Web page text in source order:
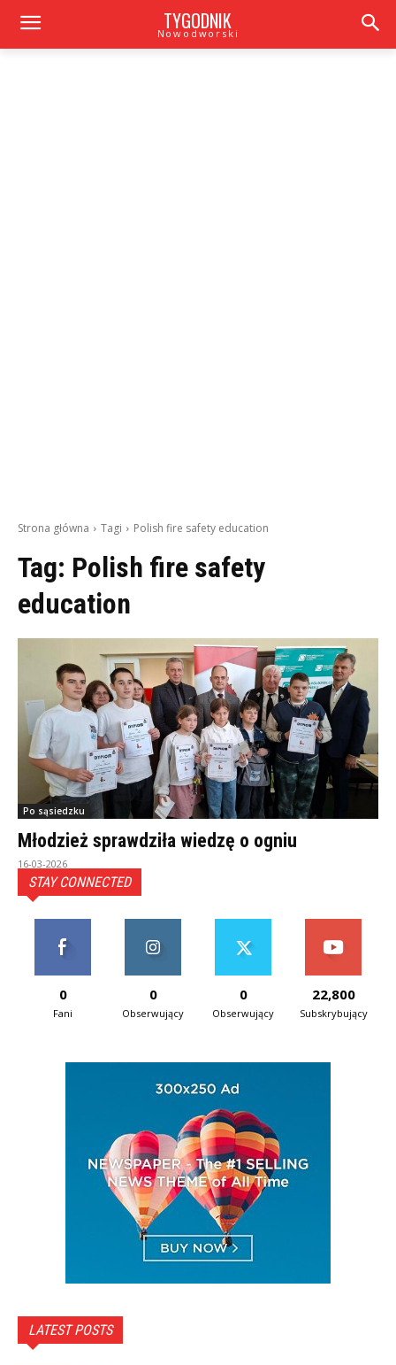
TYGODNIK
Nowodworski
Strona główna Tagi Polish fire safety education
Tag: Polish fire safety
education
Po sąsiedzku
Młodzież sprawdziła wiedzę o ogniu
16-03-2026
STAY CONNECTED
0
Fani
0
Obserwujący
0
Obserwujący
22,800
Subskrybujący
LATEST POSTS